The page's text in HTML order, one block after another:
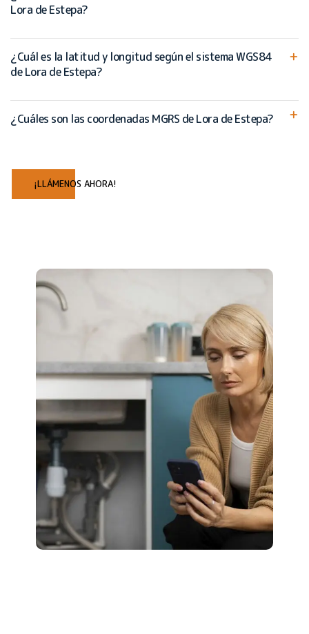
Lora de Estepa?
¿Cuál es la latitud y longitud según el sistema WGS84
de Lora de Estepa?
¿Cuáles son las coordenadas MGRS de Lora de Estepa?
¡LLÁMENOS AHORA!